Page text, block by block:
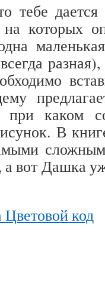
тебе
на которых
при каком
В
а вот Дашка